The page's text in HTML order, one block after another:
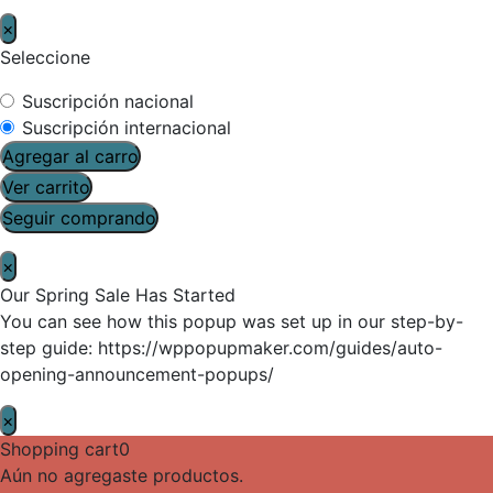
×
Seleccione
Suscripción nacional
Suscripción internacional
Agregar al carro
Ver carrito
Seguir comprando
×
Our Spring Sale Has Started
You can see how this popup was set up in our step-by-
step guide: https://wppopupmaker.com/guides/auto-
opening-announcement-popups/
×
Shopping cart0
Aún no agregaste productos.